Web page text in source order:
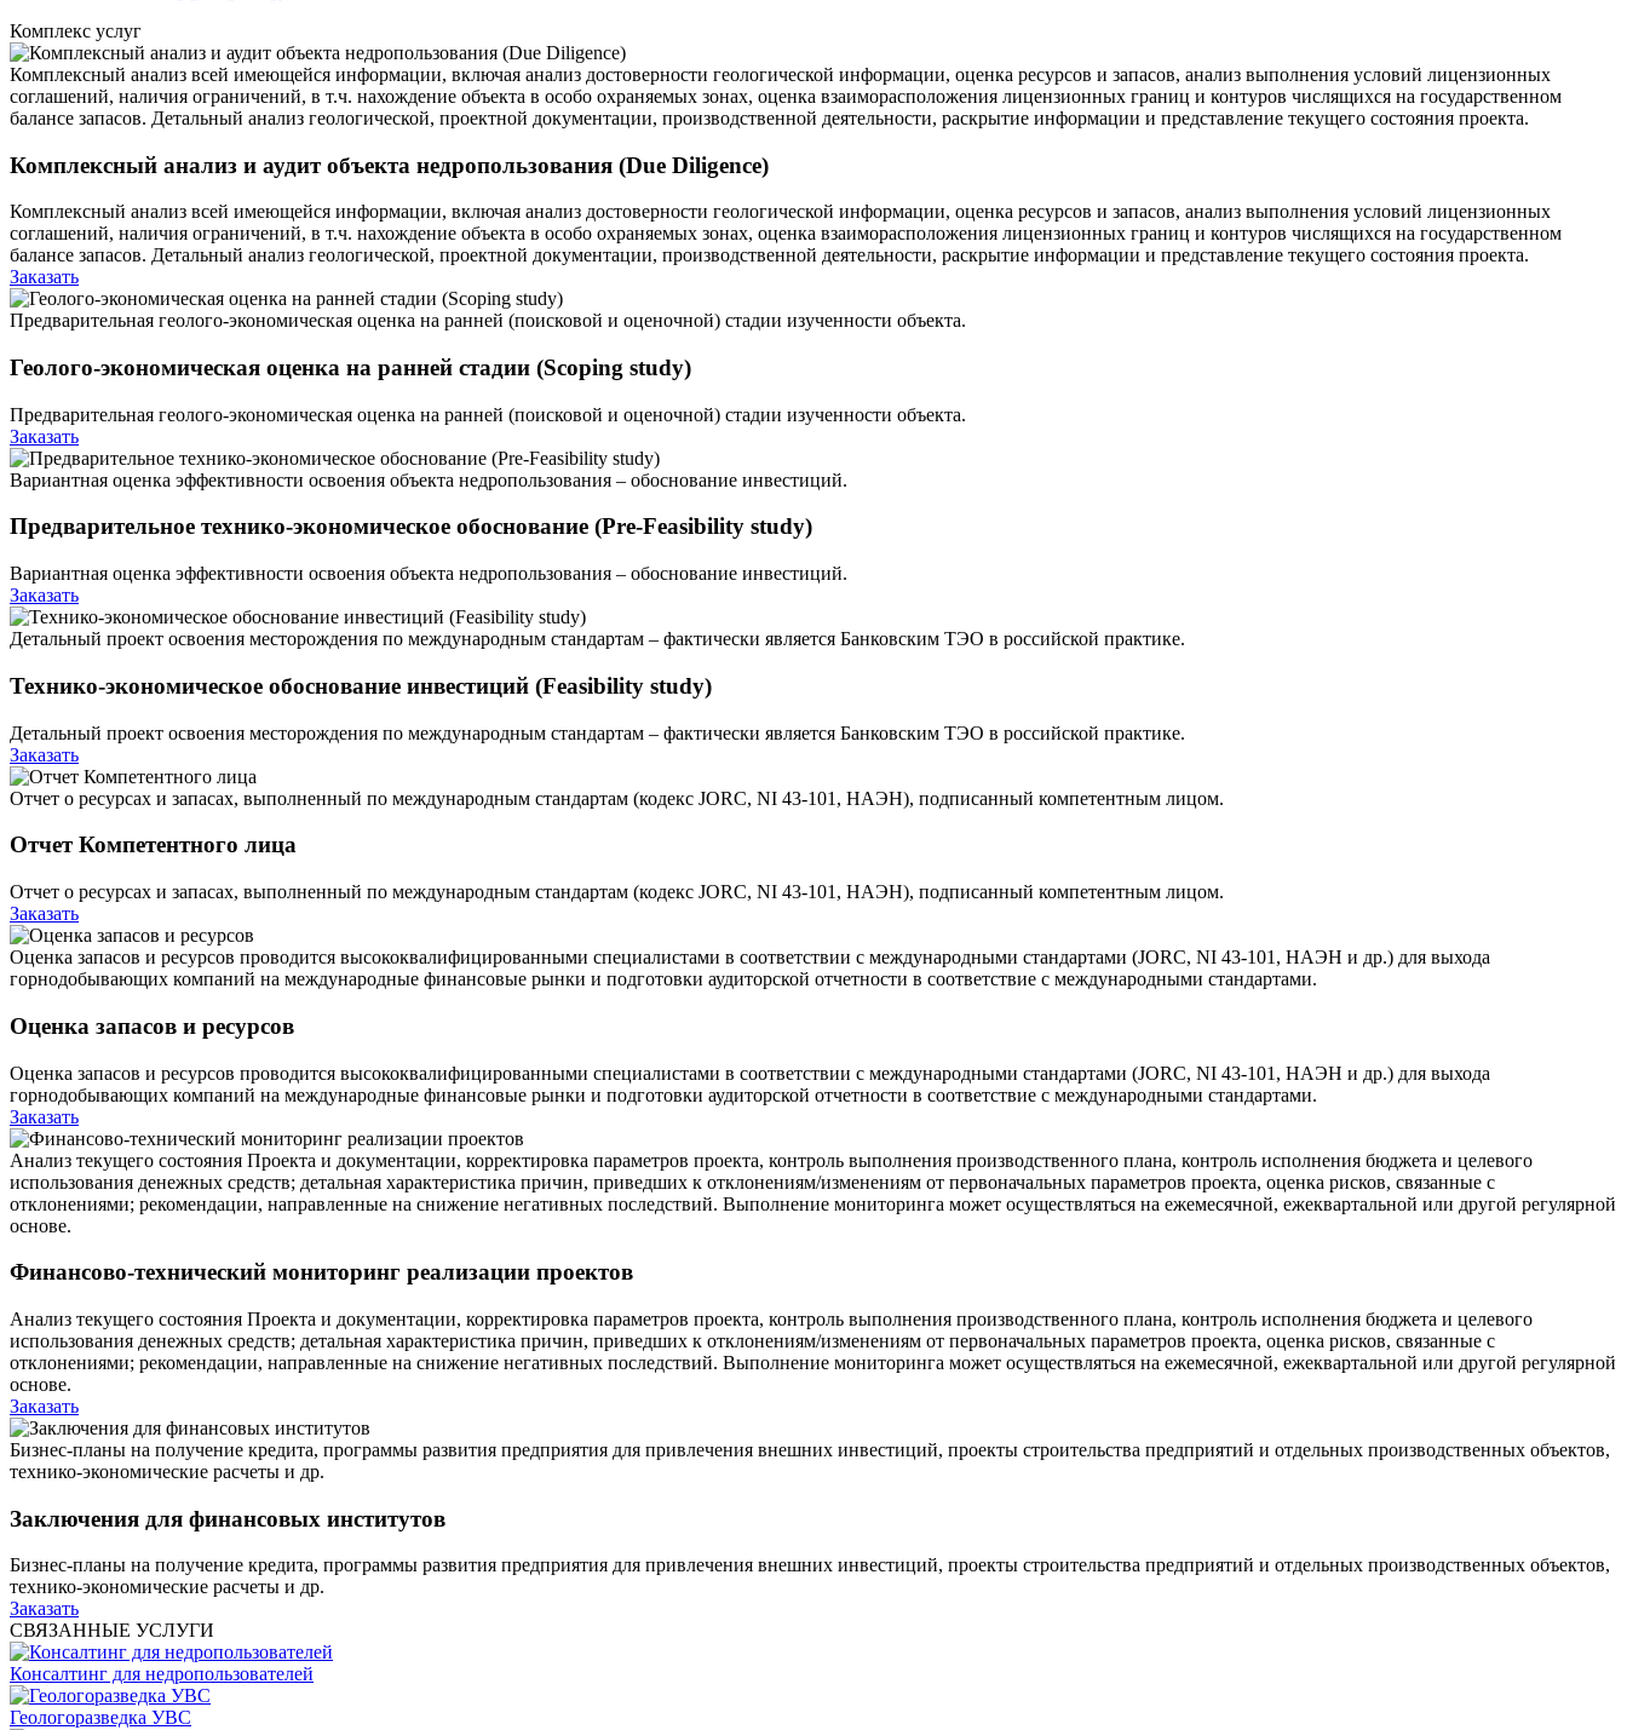
Комплекс услуг
Комплексный анализ всей имеющейся информации, включая анализ достоверности геологической информации, оценка ресурсов и запасов, анализ выполнения условий лицензионных
соглашений, наличия ограничений, в т.ч. нахождение объекта в особо охраняемых зонах, оценка взаиморасположения лицензионных границ и контуров числящихся на государственном
балансе запасов. Детальный анализ геологической, проектной документации, производственной деятельности, раскрытие информации и представление текущего состояния проекта.
Комплексный анализ и аудит объекта недропользования (Due Diligence)
Комплексный анализ всей имеющейся информации, включая анализ достоверности геологической информации, оценка ресурсов и запасов, анализ выполнения условий лицензионных
соглашений, наличия ограничений, в т.ч. нахождение объекта в особо охраняемых зонах, оценка взаиморасположения лицензионных границ и контуров числящихся на государственном
балансе запасов. Детальный анализ геологической, проектной документации, производственной деятельности, раскрытие информации и представление текущего состояния проекта.
Заказать
Предварительная геолого-экономическая оценка на ранней (поисковой и оценочной) стадии изученности объекта.
Геолого-экономическая оценка на ранней стадии (Scoping study)
Предварительная геолого-экономическая оценка на ранней (поисковой и оценочной) стадии изученности объекта.
Заказать
Вариантная оценка эффективности освоения объекта недропользования – обоснование инвестиций.
Предварительное технико-экономическое обоснование (Pre-Feasibility study)
Вариантная оценка эффективности освоения объекта недропользования – обоснование инвестиций.
Заказать
Детальный проект освоения месторождения по международным стандартам – фактически является Банковским ТЭО в российской практике.
Технико-экономическое обоснование инвестиций (Feasibility study)
Детальный проект освоения месторождения по международным стандартам – фактически является Банковским ТЭО в российской практике.
Заказать
Отчет о ресурсах и запасах, выполненный по международным стандартам (кодекс JORC, NI 43-101, НАЭН), подписанный компетентным лицом.
Отчет Компетентного лица
Отчет о ресурсах и запасах, выполненный по международным стандартам (кодекс JORC, NI 43-101, НАЭН), подписанный компетентным лицом.
Заказать
Оценка запасов и ресурсов проводится высококвалифицированными специалистами в соответствии с международными стандартами (JORC, NI 43-101, НАЭН и др.) для выхода
горнодобывающих компаний на международные финансовые рынки и подготовки аудиторской отчетности в соответствие с международными стандартами.
Оценка запасов и ресурсов
Оценка запасов и ресурсов проводится высококвалифицированными специалистами в соответствии с международными стандартами (JORC, NI 43-101, НАЭН и др.) для выхода
горнодобывающих компаний на международные финансовые рынки и подготовки аудиторской отчетности в соответствие с международными стандартами.
Заказать
Анализ текущего состояния Проекта и документации, корректировка параметров проекта, контроль выполнения производственного плана, контроль исполнения бюджета и целевого
использования денежных средств; детальная характеристика причин, приведших к отклонениям/изменениям от первоначальных параметров проекта, оценка рисков, связанные с
отклонениями; рекомендации, направленные на снижение негативных последствий. Выполнение мониторинга может осуществляться на ежемесячной, ежеквартальной или другой регулярной
основе.
Финансово-технический мониторинг реализации проектов
Анализ текущего состояния Проекта и документации, корректировка параметров проекта, контроль выполнения производственного плана, контроль исполнения бюджета и целевого
использования денежных средств; детальная характеристика причин, приведших к отклонениям/изменениям от первоначальных параметров проекта, оценка рисков, связанные с
отклонениями; рекомендации, направленные на снижение негативных последствий. Выполнение мониторинга может осуществляться на ежемесячной, ежеквартальной или другой регулярной
основе.
Заказать
Бизнес-планы на получение кредита, программы развития предприятия для привлечения внешних инвестиций, проекты строительства предприятий и отдельных производственных объектов,
технико-экономические расчеты и др.
Заключения для финансовых институтов
Бизнес-планы на получение кредита, программы развития предприятия для привлечения внешних инвестиций, проекты строительства предприятий и отдельных производственных объектов,
технико-экономические расчеты и др.
Заказать
СВЯЗАННЫЕ УСЛУГИ
Консалтинг для недропользователей
Геологоразведка УВС